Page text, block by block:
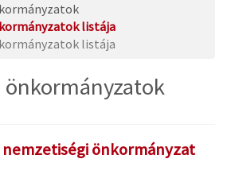
listája
listája
önkormányzatok
önkormányzat